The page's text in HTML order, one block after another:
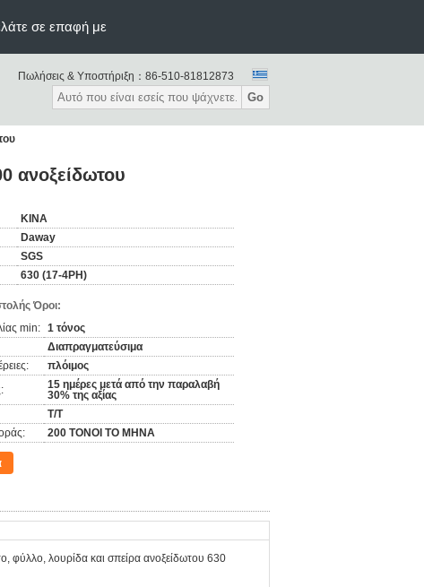
σε επαφή με
Πωλήσεις & Υποστήριξη： 86-510-81812873
Go
ανοξείδωτου
ΚΙΝΑ
Daway
SGS
630 (17-4PH)
Όροι:
min: 1 τόνος
Διαπραγματεύσιμα
πλόιμος
15 ημέρες μετά από την παραλαβή
30% της αξίας
T/T
200 ΤΟΝΟΙ ΤΟ ΜΗΝΑ
φύλλο, λουρίδα και σπείρα ανοξείδωτου 630